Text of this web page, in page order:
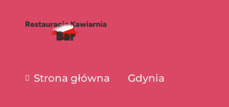
Strona główna Gdynia